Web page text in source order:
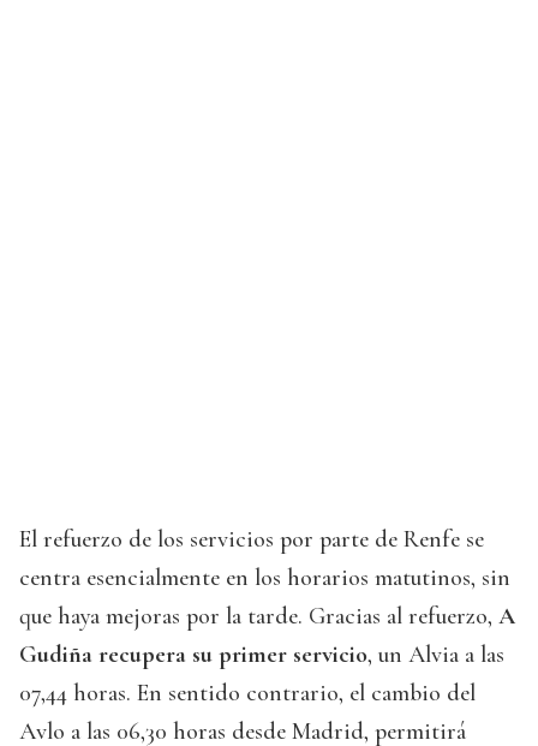
El refuerzo de los servicios por parte de Renfe se
centra esencialmente en los horarios matutinos, sin
que haya mejoras por la tarde. Gracias al refuerzo, A
Gudiña recupera su primer servicio, un Alvia a las
07,44 horas. En sentido contrario, el cambio del
Avlo a las 06,30 horas desde Madrid, permitirá